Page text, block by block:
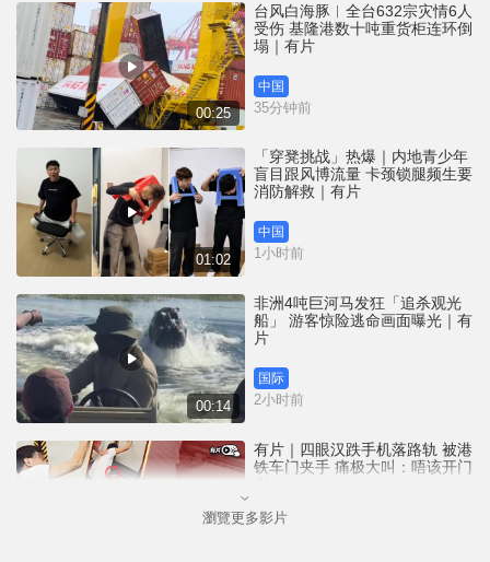
00:25
台风白海豚︱全台632宗灾情6人
受伤 基隆港数十吨重货柜连环倒
塌｜有片
中国
35分钟前
01:02
「穿凳挑战」热爆｜内地青少年
盲目跟风博流量 卡颈锁腿频生要
消防解救｜有片
中国
1小时前
00:14
非洲4吨巨河马发狂「追杀观光
船」 游客惊险逃命画面曝光｜有
片
国际
2小时前
有片｜四眼汉跌手机落路轨 被港
铁车门夹手 痛极大叫：唔该开门
港闻
瀏覽更多影片